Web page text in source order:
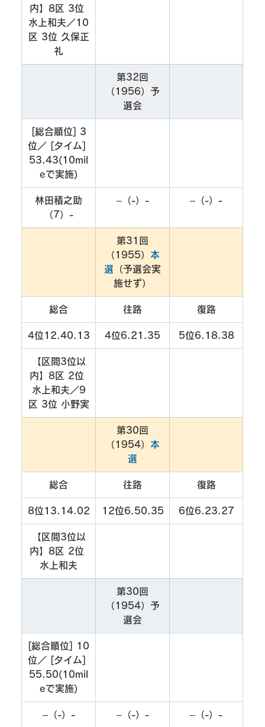
内】8区 3位
水上和夫／10
区 3位 久保正
礼
第32回
（1956）予
選会
[総合順位] 3
位／ [タイム]
53.43(10mil
eで実施)
林田積之助
（7）-
–（-）- –（-）-
第31回
（1955） 本
選 （予選会実
施せず）
総合 往路 復路
4位12.40.13 4位6.21.35 5位6.18.38
【区間3位以
内】8区 2位
水上和夫／9
区 3位 小野実
第30回
（1954） 本
選
総合 往路 復路
8位13.14.02 12位6.50.35 6位6.23.27
【区間3位以
内】8区 2位
水上和夫
第30回
（1954）予
選会
[総合順位] 10
位／ [タイム]
55.50(10mil
eで実施)
–（-）- –（-）- –（-）-